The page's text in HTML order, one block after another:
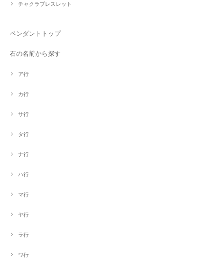
チャクラブレスレット
ペンダントトップ
石の名前から探す
ア行
カ行
サ行
タ行
ナ行
ハ行
マ行
ヤ行
ラ行
ワ行